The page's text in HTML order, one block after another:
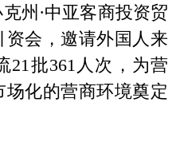
留学生等群体的
统讲座、宣传册
设计；多语种法
群众对领事保
深入，知晓率
，法治服务保